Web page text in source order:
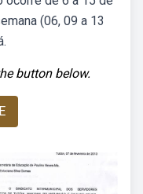
(06, 09 a 13
button below.